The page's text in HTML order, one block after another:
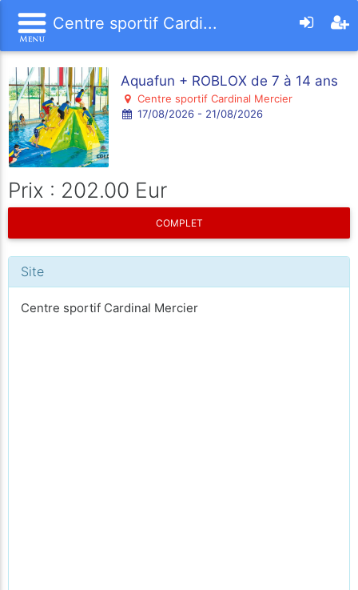
Centre sportif Cardi...
Aquafun + ROBLOX de 7 à 14 ans
Centre sportif Cardinal Mercier
17/08/2026 - 21/08/2026
Prix : 202.00 Eur
COMPLET
Site
Centre sportif Cardinal Mercier